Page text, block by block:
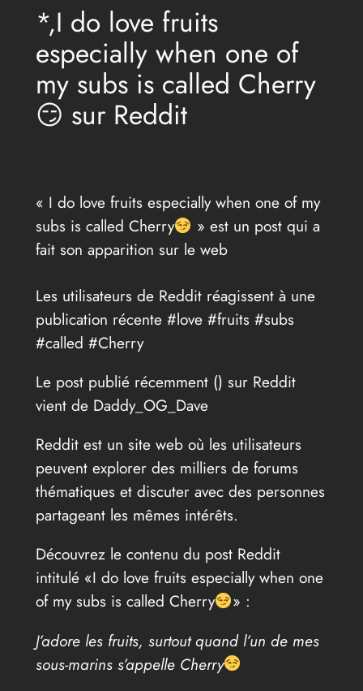
*,I do love fruits
especially when one of
my subs is called Cherry
😏 sur Reddit
« I do love fruits especially when one of my
subs is called Cherry
» est un post qui a
fait son apparition sur le web
Les utilisateurs de Reddit réagissent à une
publication récente #love #fruits #subs
#called #Cherry
Le post publié récemment () sur Reddit
vient de Daddy_OG_Dave
Reddit est un site web où les utilisateurs
peuvent explorer des milliers de forums
thématiques et discuter avec des personnes
partageant les mêmes intérêts.
Découvrez le contenu du post Reddit
intitulé «I do love fruits especially when one
of my subs is called Cherry
» :
J’adore les fruits, surtout quand l’un de mes
sous-marins s’appelle Cherry